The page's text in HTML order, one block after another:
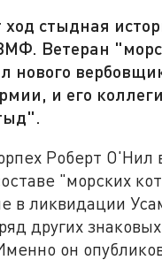
стыдная
Ветеран
нового
и его
Роберт О'Нил
"морских
в ликвидации
других знаковых
он